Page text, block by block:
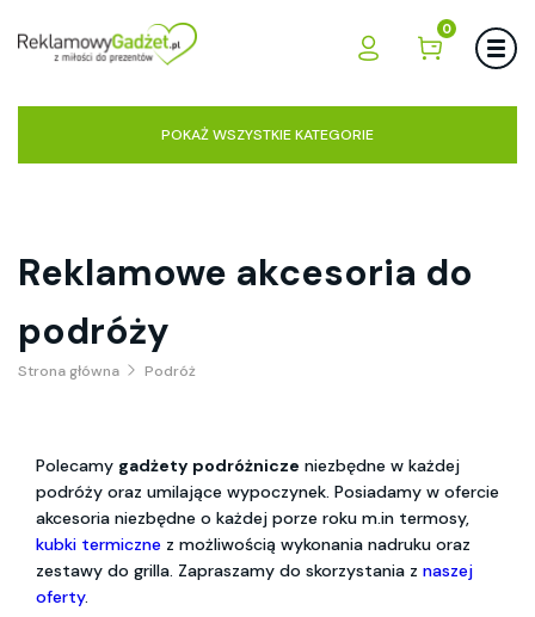
0
POKAŻ WSZYSTKIE KATEGORIE
Reklamowe akcesoria do
podróży
Strona główna Podróż
Polecamy gadżety podróżnicze niezbędne w każdej
podróży oraz umilające wypoczynek. Posiadamy w ofercie
akcesoria niezbędne o każdej porze roku m.in termosy,
kubki termiczne z możliwością wykonania nadruku oraz
zestawy do grilla. Zapraszamy do skorzystania z naszej
oferty.